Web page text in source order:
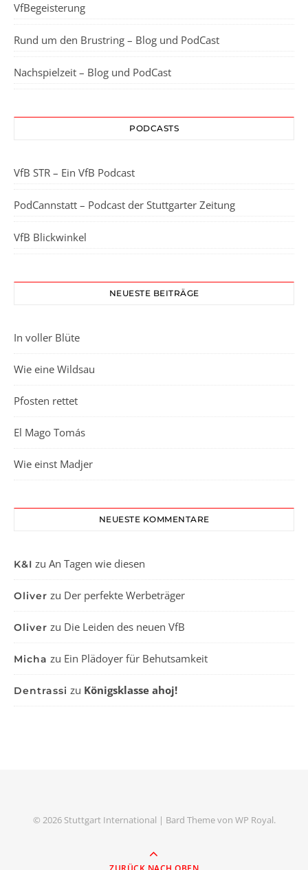
VfBegeisterung
Rund um den Brustring – Blog und PodCast
Nachspielzeit – Blog und PodCast
PODCASTS
VfB STR – Ein VfB Podcast
PodCannstatt – Podcast der Stuttgarter Zeitung
VfB Blickwinkel
NEUESTE BEITRÄGE
In voller Blüte
Wie eine Wildsau
Pfosten rettet
El Mago Tomás
Wie einst Madjer
NEUESTE KOMMENTARE
K&I zu An Tagen wie diesen
Oliver zu Der perfekte Werbeträger
Oliver zu Die Leiden des neuen VfB
Micha zu Ein Plädoyer für Behutsamkeit
Dentrassi zu Königsklasse ahoj!
© 2026 Stuttgart International | Bard Theme von WP Royal.